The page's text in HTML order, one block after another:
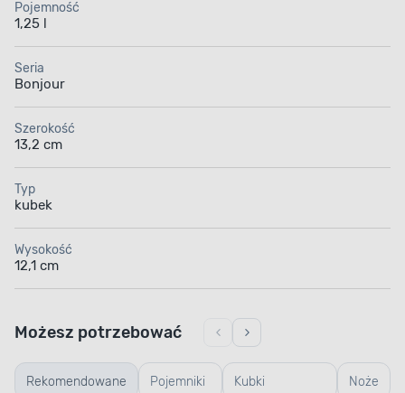
Pojemność
1,25 l
Seria
Bonjour
Szerokość
13,2 cm
Typ
kubek
Wysokość
12,1 cm
Rekomendowane Pojemniki Kubki Noże
Możesz potrzebować